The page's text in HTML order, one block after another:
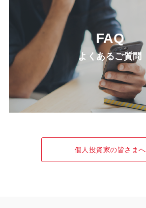
FAQ
よくあるご質問
個人投資家の皆さまへ